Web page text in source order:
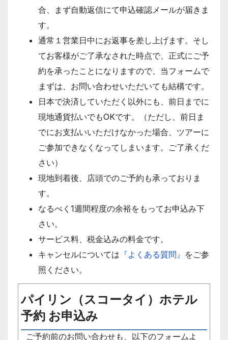
合、まず自動返信にて申込確認メールが届きま
す。
通常１営業日中にお返事を差し上げます。そし
てお客様がご了承なされた時点で、正式にご予
約を承ったことになりますので、当フォームで
まずは、お問い合わせいただいても結構です。
日本で決済していただく以外にも、前日までに
現地通貨払いでもOKです。（ただし、前日ま
でにお支払いいただけなかった場合、ツアーに
ご参加できなくなってしまいます。ご了承くだ
さい）
現地到着後、店頭でのご予約も承っておりま
す。
なるべく1週間程度の余裕をもってお申込み下
さい。
サービス料、税金込みの料金です。
キャンセルについては 『よくある質問』 をご参
照ください。